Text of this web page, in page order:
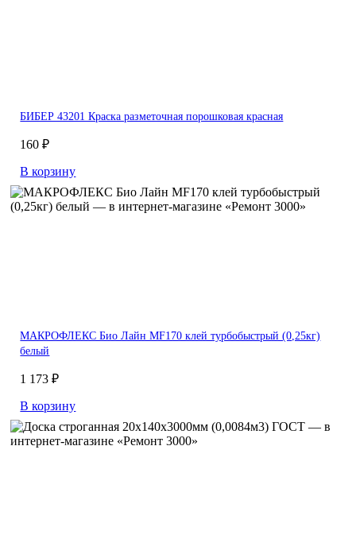
БИБЕР 43201 Краска разметочная порошковая красная
160 ₽
В корзину
МАКРОФЛЕКС Био Лайн MF170 клей турбобыстрый (0,25кг)
белый
1 173 ₽
В корзину